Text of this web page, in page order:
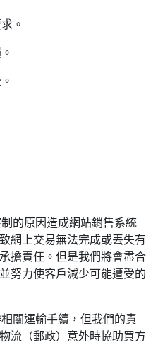
。
的原因造成網站銷售系統
網上交易無法完成或丟失有
擔責任。但是我們將會盡合
努力使客戶減少可能遭受的
關運輸手續，但我們的責
流（郵政）意外時協助買方